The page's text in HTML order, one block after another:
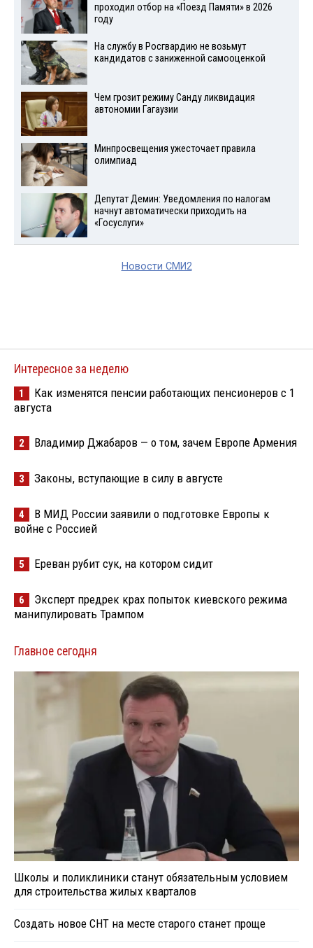
проходил отбор на «Поезд Памяти» в 2026
году
На службу в Росгвардию не возьмут
кандидатов с заниженной самооценкой
Чем грозит режиму Санду ликвидация
автономии Гагаузии
Минпросвещения ужесточает правила
олимпиад
Депутат Демин: Уведомления по налогам
начнут автоматически приходить на
«Госуслуги»
Новости СМИ2
Интересное за неделю
1
Как изменятся пенсии работающих пенсионеров с 1
августа
2 Владимир Джабаров — о том, зачем Европе Армения
3 Законы, вступающие в силу в августе
4
В МИД России заявили о подготовке Европы к
войне с Россией
5 Ереван рубит сук, на котором сидит
6
Эксперт предрек крах попыток киевского режима
манипулировать Трампом
Главное сегодня
Школы и поликлиники станут обязательным условием
для строительства жилых кварталов
Создать новое СНТ на месте старого станет проще